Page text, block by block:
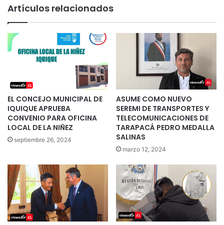
Artículos relacionados
EL CONCEJO MUNICIPAL DE
IQUIQUE APRUEBA
CONVENIO PARA OFICINA
LOCAL DE LA NIÑEZ
septiembre 26, 2024
ASUME COMO NUEVO
SEREMI DE TRANSPORTES Y
TELECOMUNICACIONES DE
TARAPACÁ PEDRO MEDALLA
SALINAS
marzo 12, 2024